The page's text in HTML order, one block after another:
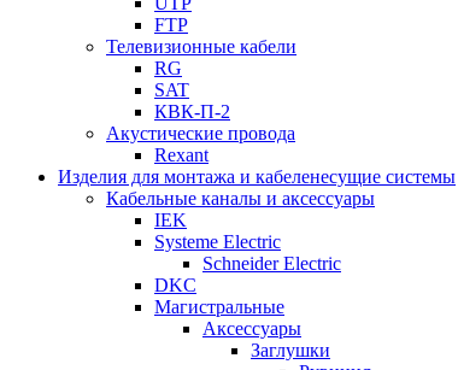
FTP
Телевизионные кабели
RG
SAT
КВК-П-2
Акустические провода
Rexant
Изделия для монтажа и кабеленесущие системы
Кабельные каналы и аксессуары
IEK
Systeme Electric
Schneider Electric
DKC
Магистральные
Аксессуары
Заглушки